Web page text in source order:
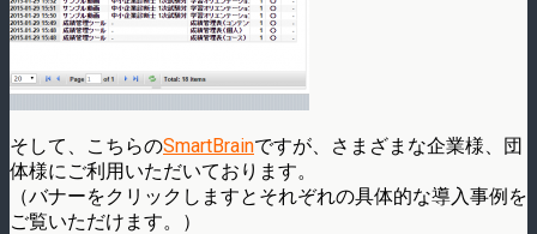
そして、こちらのSmartBrainですが、さまざまな企業様、団
体様にご利用いただいております。
（バナーをクリックしますとそれぞれの具体的な導入事例を
ご覧いただけます。）